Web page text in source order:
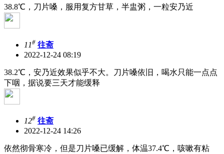
38.8℃，刀片嗓，服用复方甘草，半盅粥，一粒安乃近
11# 往斋
2022-12-24 08:19
38.2℃，安乃近效果似乎不大。刀片嗓依旧，喝水只能一点点
下咽，据说要三天才能缓释
12# 往斋
2022-12-24 14:26
依然彻骨寒冷，但是刀片嗓已缓解，体温37.4℃，咳嗽有粘